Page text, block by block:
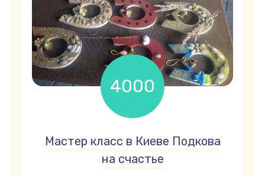
4000
грн
Мастер класс в Киеве Подкова
на счастье